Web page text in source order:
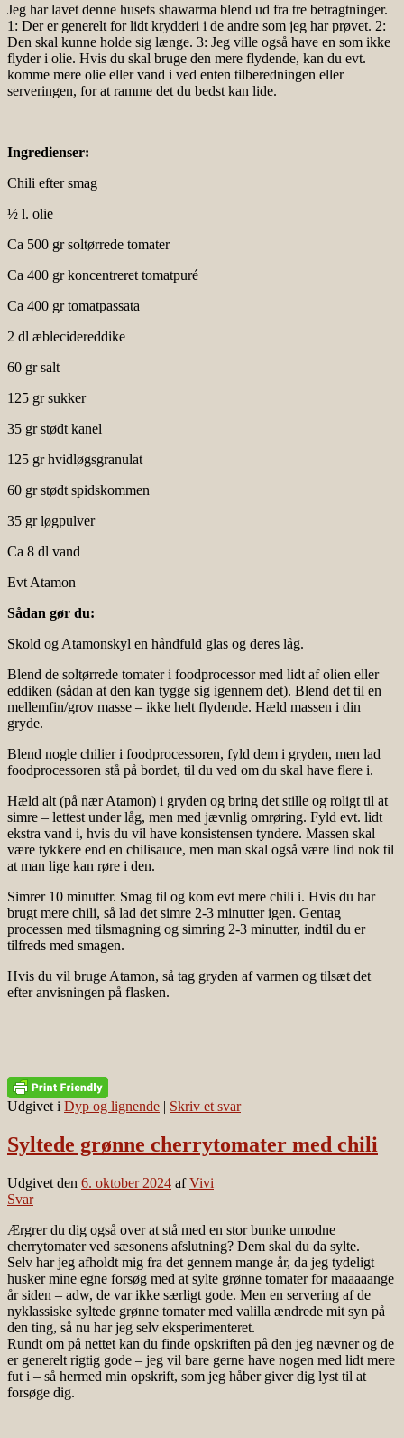
Jeg har lavet denne husets shawarma blend ud fra tre betragtninger.
1: Der er generelt for lidt krydderi i de andre som jeg har prøvet. 2:
Den skal kunne holde sig længe. 3: Jeg ville også have en som ikke
flyder i olie. Hvis du skal bruge den mere flydende, kan du evt.
komme mere olie eller vand i ved enten tilberedningen eller
serveringen, for at ramme det du bedst kan lide.
Ingredienser:
Chili efter smag
½ l. olie
Ca 500 gr soltørrede tomater
Ca 400 gr koncentreret tomatpuré
Ca 400 gr tomatpassata
2 dl æblecidereddike
60 gr salt
125 gr sukker
35 gr stødt kanel
125 gr hvidløgsgranulat
60 gr stødt spidskommen
35 gr løgpulver
Ca 8 dl vand
Evt Atamon
Sådan gør du:
Skold og Atamonskyl en håndfuld glas og deres låg.
Blend de soltørrede tomater i foodprocessor med lidt af olien eller
eddiken (sådan at den kan tygge sig igennem det). Blend det til en
mellemfin/grov masse – ikke helt flydende. Hæld massen i din
gryde.
Blend nogle chilier i foodprocessoren, fyld dem i gryden, men lad
foodprocessoren stå på bordet, til du ved om du skal have flere i.
Hæld alt (på nær Atamon) i gryden og bring det stille og roligt til at
simre – lettest under låg, men med jævnlig omrøring. Fyld evt. lidt
ekstra vand i, hvis du vil have konsistensen tyndere. Massen skal
være tykkere end en chilisauce, men man skal også være lind nok til
at man lige kan røre i den.
Simrer 10 minutter. Smag til og kom evt mere chili i. Hvis du har
brugt mere chili, så lad det simre 2-3 minutter igen. Gentag
processen med tilsmagning og simring 2-3 minutter, indtil du er
tilfreds med smagen.
Hvis du vil bruge Atamon, så tag gryden af varmen og tilsæt det
efter anvisningen på flasken.
Udgivet i Dyp og lignende | Skriv et svar
Syltede grønne cherrytomater med chili
Udgivet den 6. oktober 2024 afVivi
Svar
Ærgrer du dig også over at stå med en stor bunke umodne
cherrytomater ved sæsonens afslutning? Dem skal du da sylte.
Selv har jeg afholdt mig fra det gennem mange år, da jeg tydeligt
husker mine egne forsøg med at sylte grønne tomater for maaaaange
år siden – adw, de var ikke særligt gode. Men en servering af de
nyklassiske syltede grønne tomater med valilla ændrede mit syn på
den ting, så nu har jeg selv eksperimenteret.
Rundt om på nettet kan du finde opskriften på den jeg nævner og de
er generelt rigtig gode – jeg vil bare gerne have nogen med lidt mere
fut i – så hermed min opskrift, som jeg håber giver dig lyst til at
forsøge dig.